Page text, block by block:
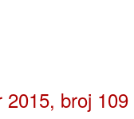
broj 109